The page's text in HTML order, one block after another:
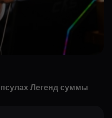
Легенд суммы